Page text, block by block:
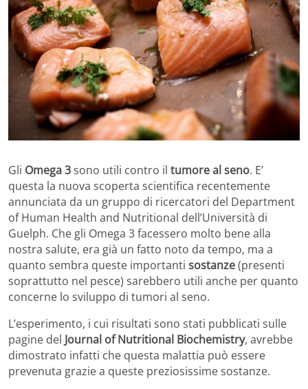
Gli Omega 3sono utili contro il tumore al seno. E’
questa la nuova scoperta scientifica recentemente
annunciata da un gruppo di ricercatori del Department
of Human Health and Nutritional dell’Università di
Guelph. Che gli Omega 3 facessero molto bene alla
nostra salute, era già un fatto noto da tempo, ma a
quanto sembra queste importanti sostanze(presenti
soprattutto nel pesce) sarebbero utili anche per quanto
concerne lo sviluppo di tumori al seno.
L’esperimento, i cui risultati sono stati pubblicati sulle
pagine del Journal of Nutritional Biochemistry, avrebbe
dimostrato infatti che questa malattia può essere
prevenuta grazie a queste preziosissime sostanze.